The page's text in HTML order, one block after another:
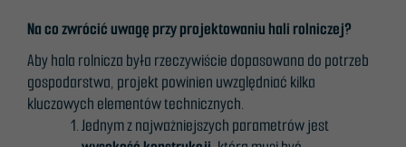
Na co zwrócić uwagę przy projektowaniu hali rolniczej?
Aby hala rolnicza była rzeczywiście dopasowana do potrzeb
gospodarstwa, projekt powinien uwzględniać kilka
kluczowych elementów technicznych.
Jednym z najważniejszych parametrów jest